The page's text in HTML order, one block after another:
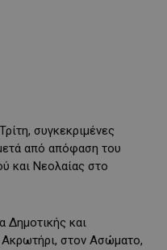
συγκεκριμένες
από απόφαση του
και Νεολαίας στο
Δημοτικής και
στον Ασώματο,